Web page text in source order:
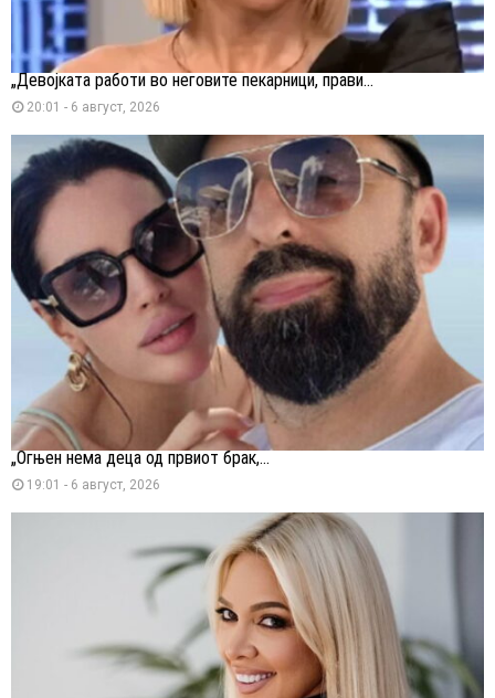
„Девојката работи во неговите пекарници, прави...
20:01 - 6 август, 2026
„Огњен нема деца од првиот брак,...
19:01 - 6 август, 2026